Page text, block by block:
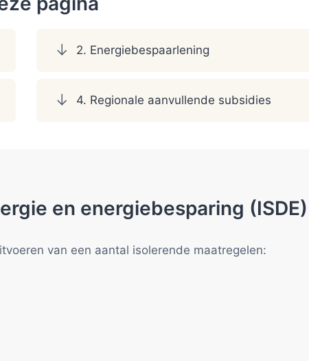
2. Energiebespaarlening
4. Regionale aanvullende subsidies
en energiebesparing (ISDE)
van een aantal isolerende maatregelen: